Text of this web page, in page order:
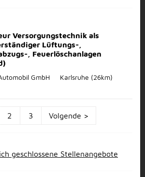
Versorgungstechnik als
Lüftungs-,
, Feuerlöschanlagen
GmbH Karlsruhe (26km)
2 3 Volgende >
geschlossene Stellenangebote